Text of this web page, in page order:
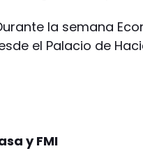
la semana
el Palacio de
y FMI